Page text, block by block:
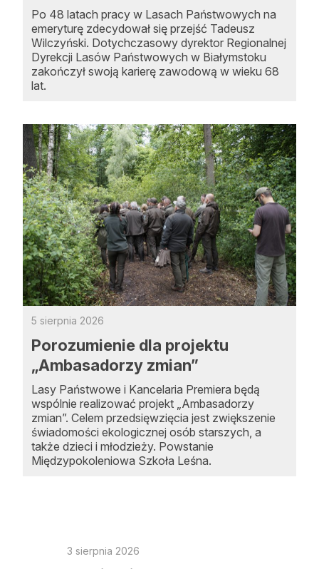
Po 48 latach pracy w Lasach Państwowych na
emeryturę zdecydował się przejść Tadeusz
Wilczyński. Dotychczasowy dyrektor Regionalnej
Dyrekcji Lasów Państwowych w Białymstoku
zakończył swoją karierę zawodową w wieku 68
lat.
5 sierpnia 2026
Porozumienie dla projektu
„Ambasadorzy zmian”
Lasy Państwowe i Kancelaria Premiera będą
wspólnie realizować projekt „Ambasadorzy
zmian”. Celem przedsięwzięcia jest zwiększenie
świadomości ekologicznej osób starszych, a
także dzieci i młodzieży. Powstanie
Międzypokoleniowa Szkoła Leśna.
3 sierpnia 2026